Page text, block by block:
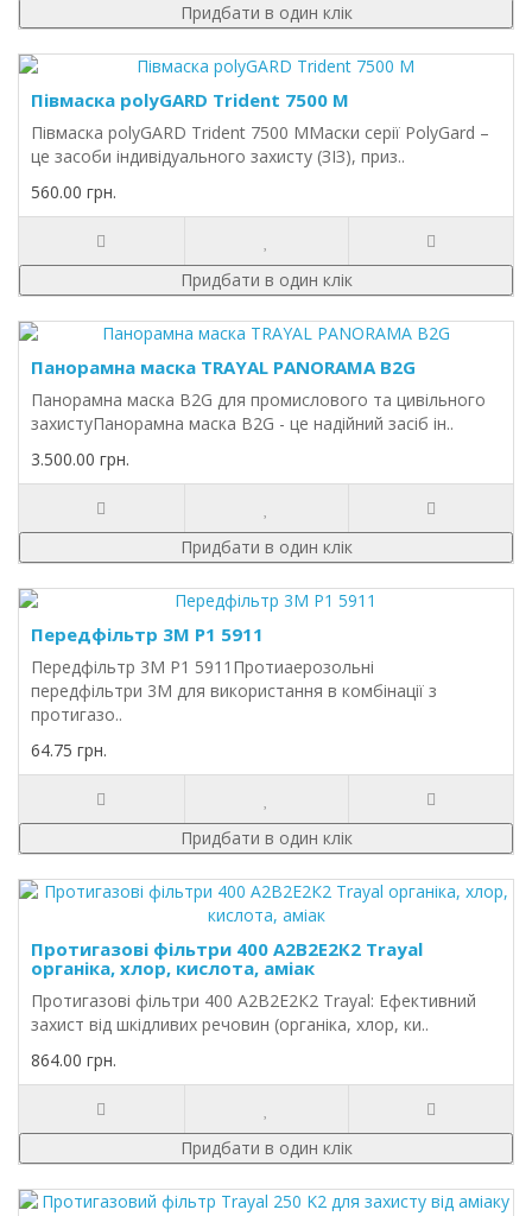
Придбати в один клік
Півмаска polyGARD Trident 7500 М
Півмаска polyGARD Trident 7500 ММаски серії PolyGard –
це засоби індивідуального захисту (ЗІЗ), приз..
560.00 грн.
Придбати в один клік
Панорамна маска TRAYAL PANORAMA B2G
Панорамна маска B2G для промислового та цивільного
захистуПанорамна маска B2G - це надійний засіб ін..
3.500.00 грн.
Придбати в один клік
Передфільтр 3М P1 5911
Передфільтр 3М P1 5911Протиаерозольні
передфільтри 3М для використання в комбінації з
протигазо..
64.75 грн.
Придбати в один клік
Протигазові фільтри 400 А2В2Е2К2 Trayal
органіка, хлор, кислота, аміак
Протигазові фільтри 400 А2В2Е2К2 Trayal: Ефективний
захист від шкідливих речовин (органіка, хлор, ки..
864.00 грн.
Придбати в один клік